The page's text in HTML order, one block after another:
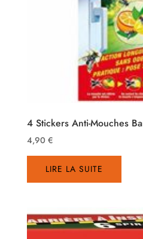
4 Stickers Anti-Mouches
4,90 €
LIRE LA SUITE